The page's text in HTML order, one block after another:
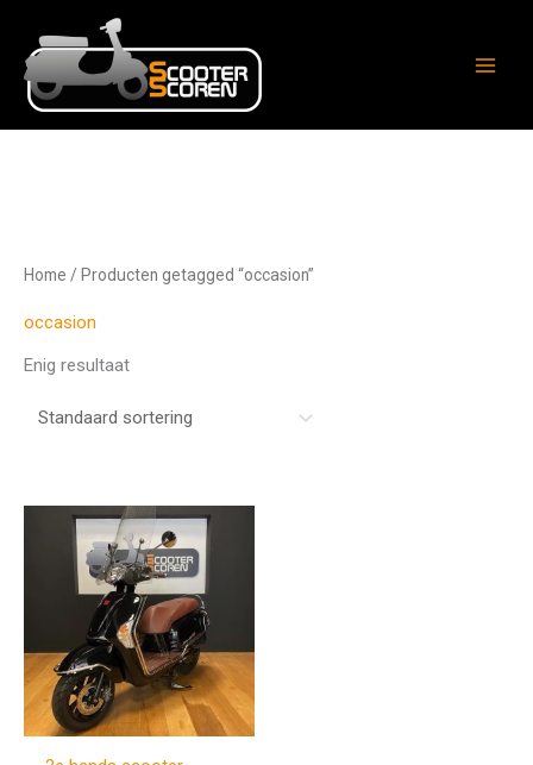
naar
inhoud
Home / Producten getagged “occasion”
occasion
Enig resultaat